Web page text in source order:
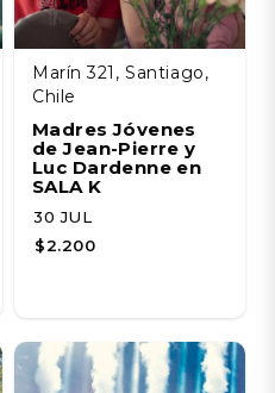
Marín 321, Santiago,
Chile
Madres Jóvenes
de Jean-Pierre y
Luc Dardenne en
SALA K
30 JUL
$2.200